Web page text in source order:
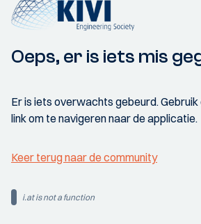
Oeps, er is iets mis
Er is iets overwachts gebeurd.
link om te navigeren naar de applicatie.
Keer terug naar de community
i.at is not a function